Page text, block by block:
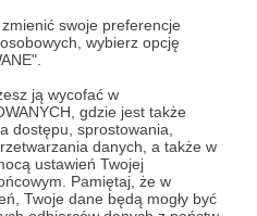
swoje preferencje
wybierz opcję
ją wycofać w
gdzie jest także
dostępu, sprostowania,
danych, a także w
ustawień Twojej
Pamiętaj, że w
Twoje dane będą mogły być
Drogę. Nazywam
psychologiem oraz
letnim doświadczeniem
jesteś sportowcem,